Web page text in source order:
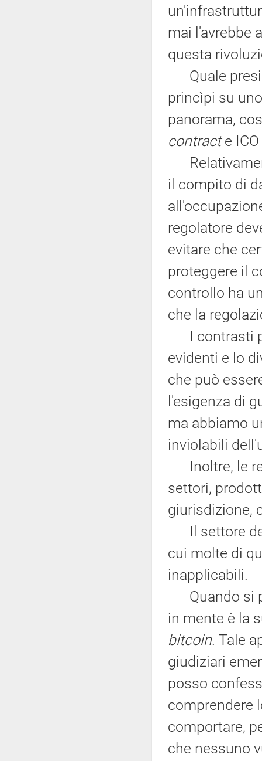
mai l'avrebbe
questa
Quale
princìpi su
panorama,
contracte ICO
il compito di
regolatore
evitare che
proteggere il
controllo ha
che la
I contrasti
evidenti e lo
che può
l'esigenza di
ma abbiamo
inviolabili
Inoltre, le
settori,
giurisdizione,
Il settore
cui molte di
inapplicabili.
Quando si
in mente è la
bitcoin. Tale
giudiziari
posso
comprendere
comportare,
che nessuno